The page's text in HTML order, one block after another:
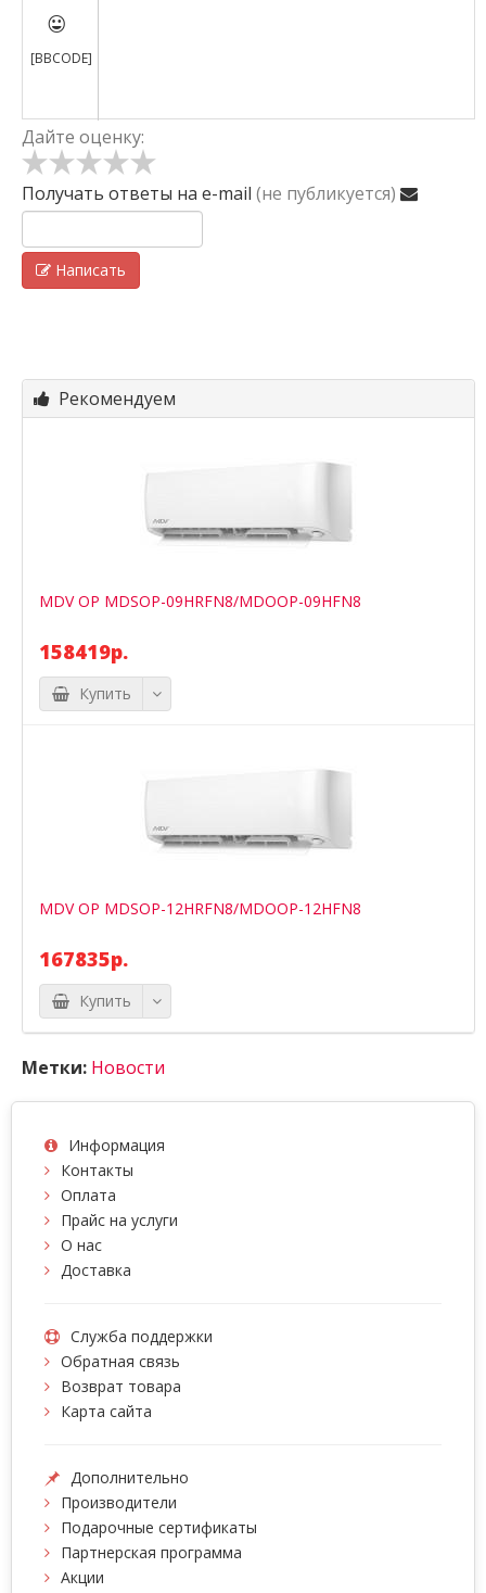

[BBCODE]
Дайте оценку:
Получать ответы на e-mail (не публикуется)
Написать
Рекомендуем
MDV OP MDSOP-09HRFN8/MDOOP-09HFN8
158419р.
Купить
MDV OP MDSOP-12HRFN8/MDOOP-12HFN8
167835р.
Купить
Метки: Новости
Информация
Контакты
Оплата
Прайс на услуги
О нас
Доставка
Служба поддержки
Обратная связь
Возврат товара
Карта сайта
Дополнительно
Производители
Подарочные сертификаты
Партнерская программа
Акции